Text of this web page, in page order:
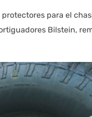
para el
Bilstein,